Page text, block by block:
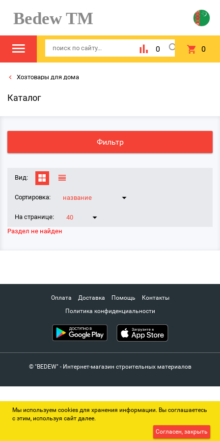
Bedew TM
0 0
Хозтовары для дома
Каталог
Фильтр
Вид:
Сортировка: название
На странице:
40
Раздел не найден
Оплата Доставка Помощь
Контакты
Политика конфиденциальности
© "BEDEW" - Интернет-магазин строительных материалов
Мы используем cookies для хранения информации. Вы соглашаетесь
с этим, используя сайт далее.
Согласен, закрыть